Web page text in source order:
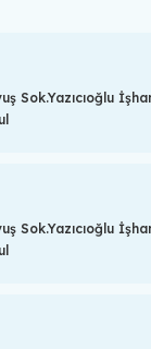
Sok.Yazıcıoğlu
Sok.Yazıcıoğlu